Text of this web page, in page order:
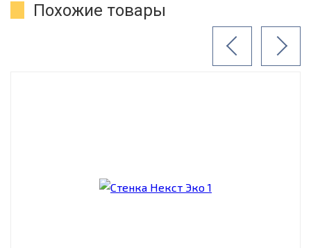
Похожие товары